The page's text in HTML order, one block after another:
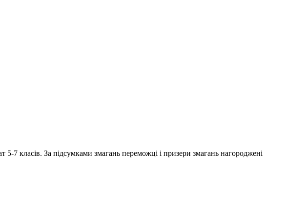
5-7 класів. За підсумками змагань переможці і призери змагань нагороджені